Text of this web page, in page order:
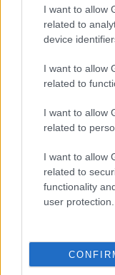
I want to allow
related to
device
I want to allow
related to
I want to allow
related to
I want to allow
related to
functionality
user protection.
Bizarr
HÍREK 4 órája
Durva
Amerika